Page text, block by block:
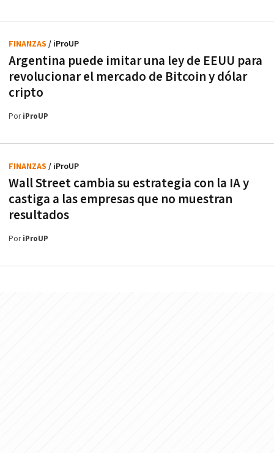
Argentina puede imitar una ley de EEUU para
revolucionar el mercado de Bitcoin y dólar
cripto
FINANZAS / iProUP
PoriProUP
Wall Street cambia su estrategia con la IA y
castiga a las empresas que no muestran
resultados
FINANZAS / iProUP
PoriProUP